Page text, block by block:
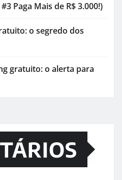
Paga Mais de R$ 3.000!)
o segredo dos
gratuito: o alerta para